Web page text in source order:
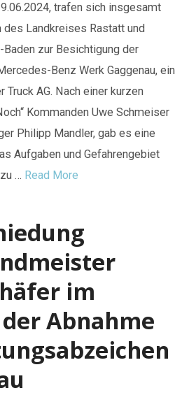
trafen sich insgesamt
des Landkreises Rastatt und
zur Besichtigung der
Benz Werk Gaggenau, ein
Truck AG. Nach einer kurzen
Kommanden Uwe Schmeiser
Philipp Mandler, gab es eine
Aufgaben und Gefahrengebiet
… Read More
im
Abnahme